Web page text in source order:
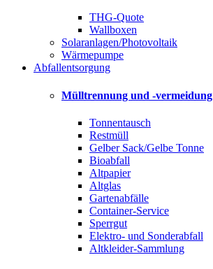
THG-Quote
Wallboxen
Solaranlagen/Photovoltaik
Wärmepumpe
Abfallentsorgung
Mülltrennung und -vermeidung
Tonnentausch
Restmüll
Gelber Sack/Gelbe Tonne
Bioabfall
Altpapier
Altglas
Gartenabfälle
Container-Service
Sperrgut
Elektro- und Sonderabfall
Altkleider-Sammlung